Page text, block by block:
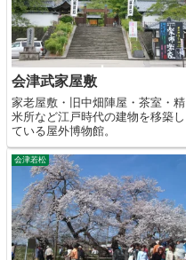
会津武家屋敷
家老屋敷・旧中畑陣屋・茶室・精
米所など江戸時代の建物を移築し
ている屋外博物館。
会津若松